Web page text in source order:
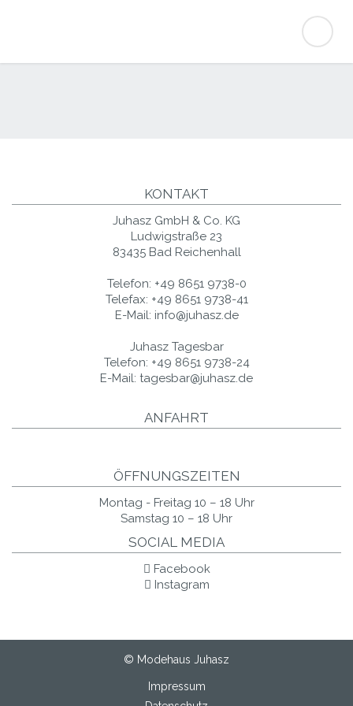
KONTAKT
Juhasz GmbH & Co. KG
Ludwigstraße 23
83435 Bad Reichenhall
Telefon: +49 8651 9738-0
Telefax: +49 8651 9738-41
E-Mail: info@juhasz.de
Juhasz Tagesbar
Telefon: +49 8651 9738-24
E-Mail: tagesbar@juhasz.de
ANFAHRT
ÖFFNUNGSZEITEN
Montag - Freitag 10 – 18 Uhr
Samstag 10 – 18 Uhr
SOCIAL MEDIA
Facebook
Instagram
© Modehaus Juhasz
Impressum